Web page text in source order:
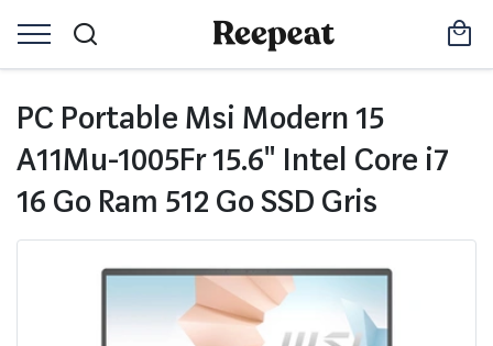
PC Portable Msi Modern 15
A11Mu-1005Fr 15.6" Intel Core i7
16 Go Ram 512 Go SSD Gris